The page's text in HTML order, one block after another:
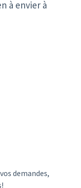
à envier à
demandes,